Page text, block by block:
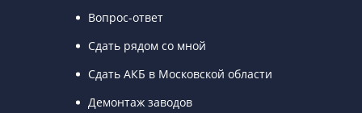
Вопрос-ответ
Сдать рядом со мной
Сдать АКБ в Московской области
Демонтаж заводов